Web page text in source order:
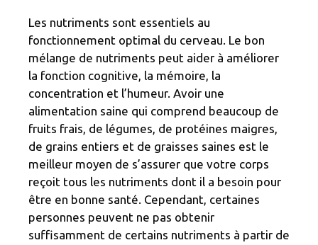
Les nutriments sont essentiels au
fonctionnement optimal du cerveau. Le bon
mélange de nutriments peut aider à améliorer
la fonction cognitive, la mémoire, la
concentration et l’humeur. Avoir une
alimentation saine qui comprend beaucoup de
fruits frais, de légumes, de protéines maigres,
de grains entiers et de graisses saines est le
meilleur moyen de s’assurer que votre corps
reçoit tous les nutriments dont il a besoin pour
être en bonne santé. Cependant, certaines
personnes peuvent ne pas obtenir
suffisamment de certains nutriments à partir de